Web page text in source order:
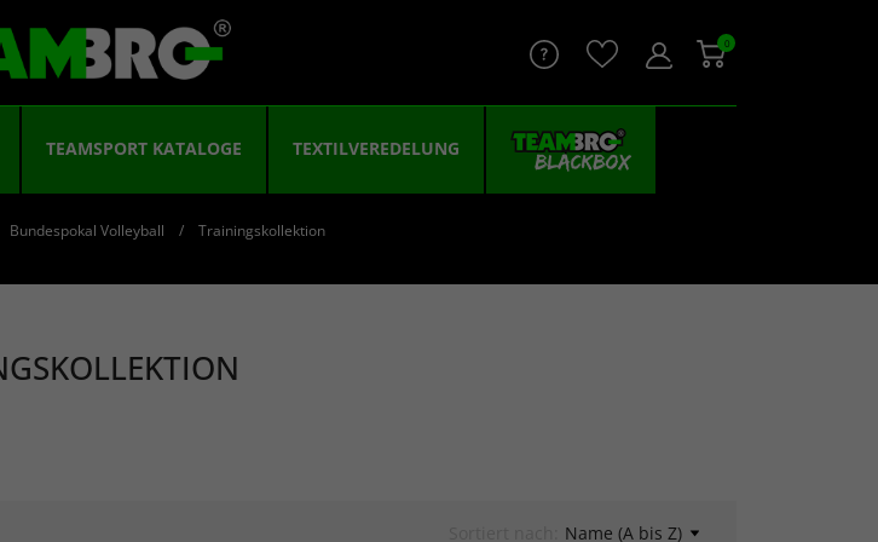
0
TEAMSPORT KATALOGE TEXTILVEREDELUNG
Bundespokal Volleyball Trainingskollektion
Name (A bis Z)